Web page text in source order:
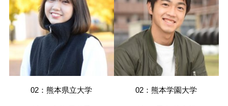
02：熊本県立大学 02：熊本学園大学